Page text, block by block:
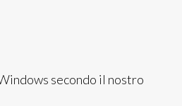
secondo il nostro